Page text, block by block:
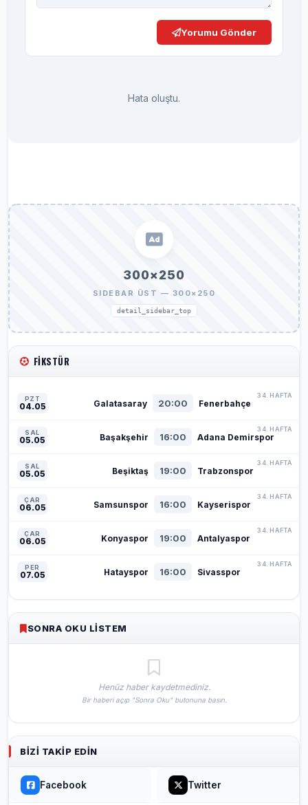
Yorumu Gönder
Hata oluştu.
300×250
SIDEBAR ÜST — 300×250
detail_sidebar_top
FIKSTÜR
PZT
04.05 Galatasaray 20:00 Fenerbahçe
34. HAFTA
SAL
05.05 Başakşehir 16:00 Adana Demirspor
34. HAFTA
SAL
05.05 Beşiktaş 19:00 Trabzonspor
34. HAFTA
ÇAR
06.05 Samsunspor 16:00 Kayserispor
34. HAFTA
ÇAR
06.05 Konyaspor 19:00 Antalyaspor
34. HAFTA
PER
07.05 Hatayspor 16:00 Sivasspor
34. HAFTA
SONRA OKU LISTEM
Henüz haber kaydetmediniz.
Bir haberi açıp "Sonra Oku" butonuna basın.
BIZI TAKIP EDIN
Facebook Twitter